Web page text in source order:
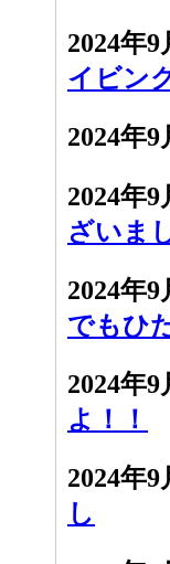
2024年
イビン
2024年
2024年
ざいま
2024年
でもひ
2024年
よ！！
2024年
し